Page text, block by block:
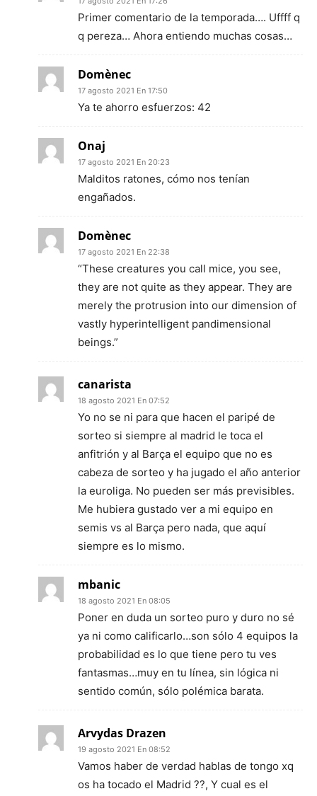
Primer comentario de la temporada…. Uffff q
q pereza… Ahora entiendo muchas cosas…
Domènec
17 agosto 2021 En 17:50
Ya te ahorro esfuerzos: 42
Onaj
17 agosto 2021 En 20:23
Malditos ratones, cómo nos tenían
engañados.
Domènec
17 agosto 2021 En 22:38
“These creatures you call mice, you see,
they are not quite as they appear. They are
merely the protrusion into our dimension of
vastly hyperintelligent pandimensional
beings.”
canarista
18 agosto 2021 En 07:52
Yo no se ni para que hacen el paripé de
sorteo si siempre al madrid le toca el
anfitrión y al Barça el equipo que no es
cabeza de sorteo y ha jugado el año anterior
la euroliga. No pueden ser más previsibles.
Me hubiera gustado ver a mi equipo en
semis vs al Barça pero nada, que aquí
siempre es lo mismo.
mbanic
18 agosto 2021 En 08:05
Poner en duda un sorteo puro y duro no sé
ya ni como calificarlo…son sólo 4 equipos la
probabilidad es lo que tiene pero tu ves
fantasmas…muy en tu línea, sin lógica ni
sentido común, sólo polémica barata.
Arvydas Drazen
19 agosto 2021 En 08:52
Vamos haber de verdad hablas de tongo xq
os ha tocado el Madrid ??, Y cual es el